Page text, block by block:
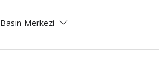
Basın Merkezi